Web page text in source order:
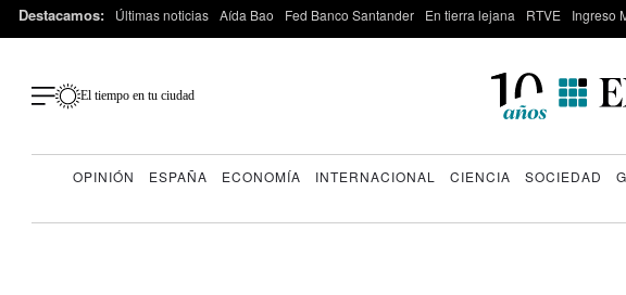
Destacamos: Últimas noticias Aída Bao Fed Banco Santander En tierra lejana RTVE Ingreso
El tiempo en tu ciudad
OPINIÓN ESPAÑA ECONOMÍA INTERNACIONAL CIENCIA SOCIEDAD